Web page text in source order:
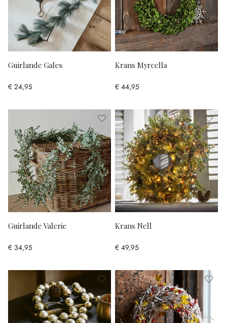
Guirlande Gales
€ 24,95
Krans Myrcella
€ 44,95
Guirlande Valerie
€ 34,95
Krans Nell
€ 49,95